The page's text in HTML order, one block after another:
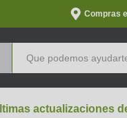
Compras
actualizaciones